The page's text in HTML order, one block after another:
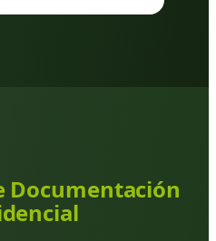
Documentación